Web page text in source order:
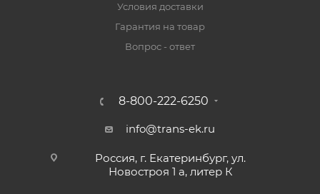
Условия доставки
Гарантия на товар
Вопрос - ответ
8-800-222-6250
info@trans-ek.ru
Россия, г. Екатеринбург, ул.
Новостроя 1 а, литер К